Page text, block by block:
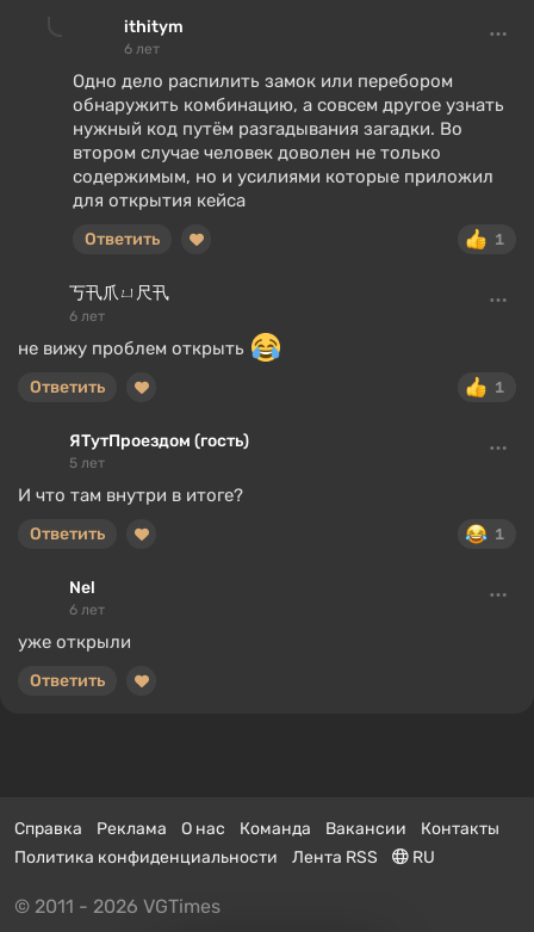
ithitym
6 лет
Одно дело распилить замок или перебором
обнаружить комбинацию, а совсем другое узнать
нужный код путём разгадывания загадки. Во
втором случае человек доволен не только
содержимым, но и усилиями которые приложил
для открытия кейса
1
Ответить
丂卂爪ㄩ尺卂
6 лет
не вижу проблем открыть
1
Ответить
ЯТутПроездом (гость)
5 лет
И что там внутри в итоге?
1
Ответить
Nel
6 лет
уже открыли
Ответить
Справка Реклама О нас Команда Вакансии
Контакты
Политика конфиденциальности
Лента RSS RU
© 2011 - 2026 VGTimes